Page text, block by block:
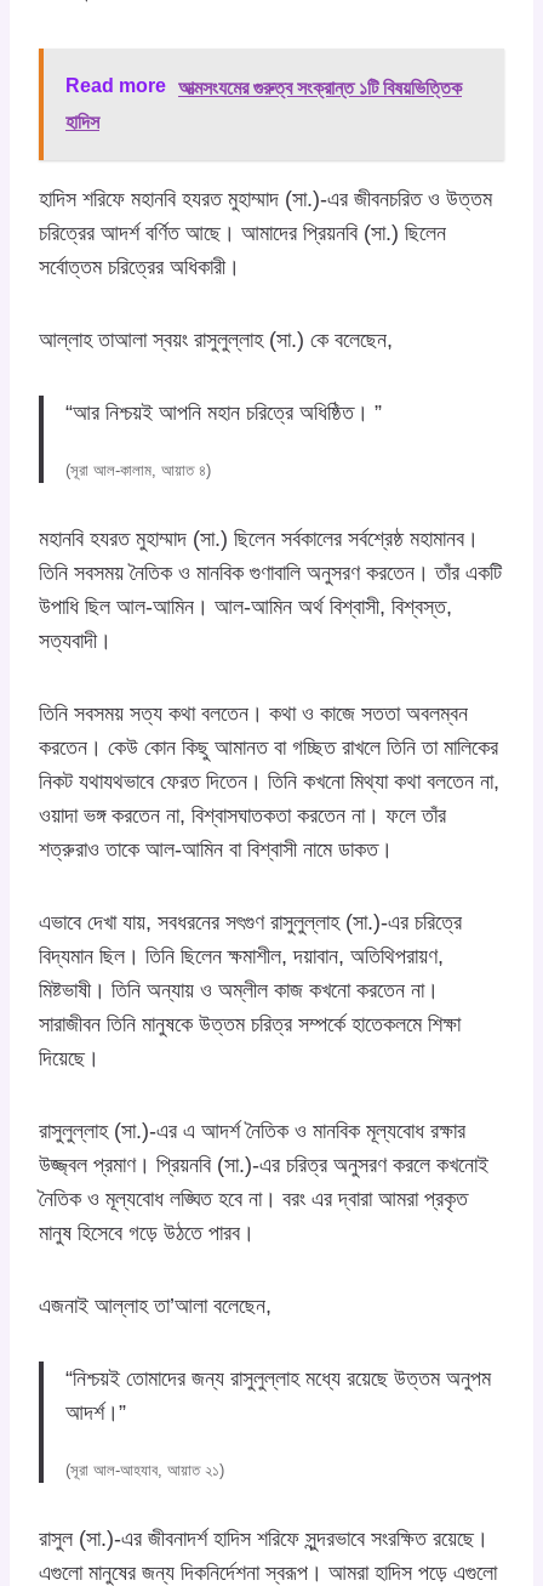
Read more আত্মসংযমের গুরুত্ব সংক্রান্ত ১টি বিষয়ভিত্তিক
হাদিস
হাদিস শরিফে মহানবি হযরত মুহাম্মাদ (সা.)-এর জীবনচরিত ও উত্তম
চরিত্রের আদর্শ বর্ণিত আছে। আমাদের প্রিয়নবি (সা.) ছিলেন
সর্বোত্তম চরিত্রের অধিকারী।
আল্লাহ তাআলা স্বয়ং রাসুলুল্লাহ (সা.) কে বলেছেন,
“আর নিশ্চয়ই আপনি মহান চরিত্রে অধিষ্ঠিত। ”
(সূরা আল-কালাম, আয়াত ৪)
মহানবি হযরত মুহাম্মাদ (সা.) ছিলেন সর্বকালের সর্বশ্রেষ্ঠ মহামানব।
তিনি সবসময় নৈতিক ও মানবিক গুণাবালি অনুসরণ করতেন। তাঁর একটি
উপাধি ছিল আল-আমিন। আল-আমিন অর্থ বিশ্বাসী, বিশ্বস্ত,
সত্যবাদী।
তিনি সবসময় সত্য কথা বলতেন। কথা ও কাজে সততা অবলম্বন
করতেন। কেউ কোন কিছু আমানত বা গচ্ছিত রাখলে তিনি তা মালিকের
নিকট যথাযথভাবে ফেরত দিতেন। তিনি কখনো মিথ্যা কথা বলতেন না,
ওয়াদা ভঙ্গ করতেন না, বিশ্বাসঘাতকতা করতেন না। ফলে তাঁর
শত্রুরাও তাকে আল-আমিন বা বিশ্বাসী নামে ডাকত।
এভাবে দেখা যায়, সবধরনের সৎগুণ রাসুলুল্লাহ (সা.)-এর চরিত্রে
বিদ্যমান ছিল। তিনি ছিলেন ক্ষমাশীল, দয়াবান, অতিথিপরায়ণ,
মিষ্টভাষী। তিনি অন্যায় ও অম্লীল কাজ কখনো করতেন না।
সারাজীবন তিনি মানুষকে উত্তম চরিত্র সম্পর্কে হাতেকলমে শিক্ষা
দিয়েছে।
রাসুলুল্লাহ (সা.)-এর এ আদর্শ নৈতিক ও মানবিক মূল্যবোধ রক্ষার
উজ্জ্বল প্রমাণ। প্রিয়নবি (সা.)-এর চরিত্র অনুসরণ করলে কখনোই
নৈতিক ও মূল্যবোধ লঙ্ঘিত হবে না। বরং এর দ্বারা আমরা প্রকৃত
মানুষ হিসেবে গড়ে উঠতে পারব।
এজনাই আল্লাহ তা’আলা বলেছেন,
“নিশ্চয়ই তোমাদের জন্য রাসুলুল্লাহ মধ্যে রয়েছে উত্তম অনুপম
আদর্শ।”
(সূরা আল-আহযাব, আয়াত ২১)
রাসুল (সা.)-এর জীবনাদর্শ হাদিস শরিফে সুন্দরভাবে সংরক্ষিত রয়েছে।
এগুলো মানুষের জন্য দিকনির্দেশনা স্বরূপ। আমরা হাদিস পড়ে এগুলো